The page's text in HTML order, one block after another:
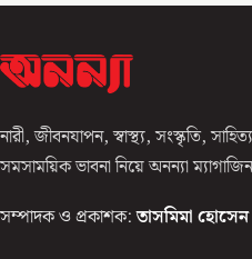
নারী, জীবনযাপন, স্বাস্থ্য, সংস্কৃতি,
সমসাময়িক ভাবনা নিয়ে অনন্যা
সম্পাদক ও প্রকাশক: তাসমিমা হোসেন